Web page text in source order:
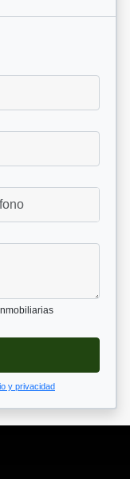
y privacidad